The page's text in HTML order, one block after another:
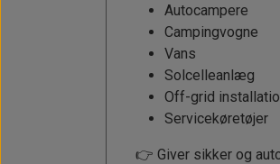
Autocampere
Campingvogne
Vans
Solcelleanlæg
Off-grid
Servicekøretøjer
👉 Giver sikker og